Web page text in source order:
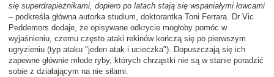
się superdrapieżnikami, dopiero po latach stają się wspaniałymi łowcami
– podkreśla główna autorka studium, doktorantka Toni Ferrara. Dr Vic
Peddemors dodaje, że opisywane odkrycie mogłoby pomóc w
wyjaśnieniu, czemu często ataki rekinów kończą się po pierwszym
ugryzieniu (typ ataku "jeden atak i ucieczka"). Dopuszczają się ich
zapewne głównie młode ryby, których chrząstki nie są w stanie poradzić
sobie z działającym na nie siłami.